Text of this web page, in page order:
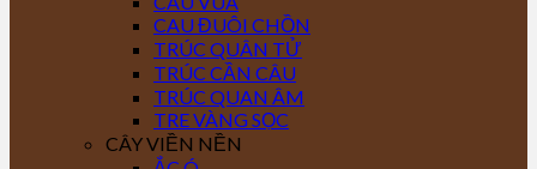
CAU ĐUÔI CHỒN
TRÚC QUÂN TỬ
TRÚC CẦN CÂU
TRÚC QUAN ÂM
TRE VÀNG SỌC
CÂY VIỀN NỀN